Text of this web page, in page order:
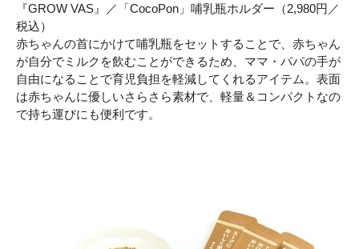
『GROW VAS』／「CocoPon」哺乳瓶ホルダー（2,980円／
税込）
赤ちゃんの首にかけて哺乳瓶をセットすることで、赤ちゃん
が自分でミルクを飲むことができるため、ママ・パパの手が
自由になることで育児負担を軽減してくれるアイテム。表面
は赤ちゃんに優しいさらさら素材で、軽量＆コンパクトなの
で持ち運びにも便利です。